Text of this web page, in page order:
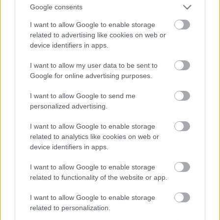
Google consents
I want to allow Google to enable storage
related to advertising like cookies on web or
device identifiers in apps.
I want to allow my user data to be sent to
Google for online advertising purposes.
I want to allow Google to send me
personalized advertising.
I want to allow Google to enable storage
related to analytics like cookies on web or
device identifiers in apps.
I want to allow Google to enable storage
related to functionality of the website or app.
I want to allow Google to enable storage
related to personalization.
Sekretāre sarūpēja divdesmit guļvietas, bet krastā
izsēdināja piecus tūkstošus cilvēku… Deportētie
režīma pavēļu devējus jau nekad vaigā netika
redzējuši, bija izpildītāji.
Krievijā tu nevari būt ne mazāks, ne lielāks
ne tagad.
Tālajos Austrumos bija sākusies kustība, kura
mēģināja izrēķināties ar to cilvēku pēcnācējiem,
kuri Krievijā izdeva represiju pavēles 1937. gadā.
Un var jautāt, kāpēc 1996. gadā Krievijā atkal
veicēju pēcnācējiem. Bet ir arī citi iemesli.
Atcelt Ziņot